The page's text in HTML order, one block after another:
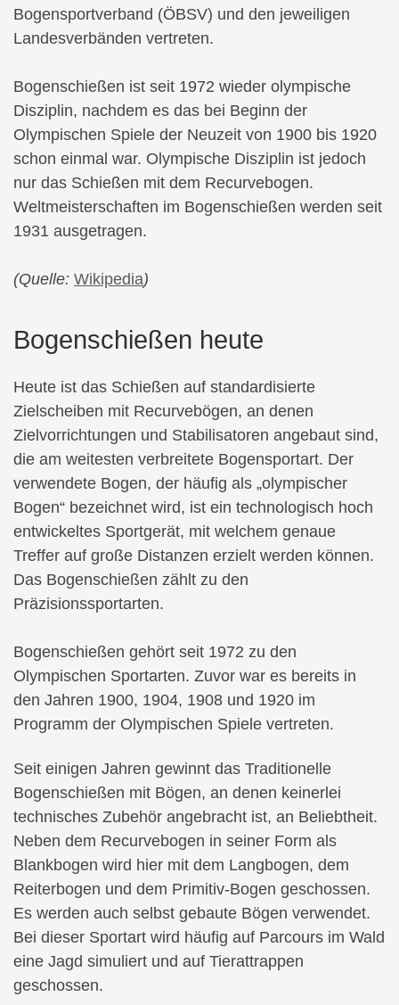
Bogensportverband (ÖBSV) und den jeweiligen
Landesverbänden vertreten.
Bogenschießen ist seit 1972 wieder olympische
Disziplin, nachdem es das bei Beginn der
Olympischen Spiele der Neuzeit von 1900 bis 1920
schon einmal war. Olympische Disziplin ist jedoch
nur das Schießen mit dem Recurvebogen.
Weltmeisterschaften im Bogenschießen werden seit
1931 ausgetragen.
(Quelle: Wikipedia)
Bogenschießen heute
Heute ist das Schießen auf standardisierte
Zielscheiben mit Recurvebögen, an denen
Zielvorrichtungen und Stabilisatoren angebaut sind,
die am weitesten verbreitete Bogensportart. Der
verwendete Bogen, der häufig als „olympischer
Bogen“ bezeichnet wird, ist ein technologisch hoch
entwickeltes Sportgerät, mit welchem genaue
Treffer auf große Distanzen erzielt werden können.
Das Bogenschießen zählt zu den
Präzisionssportarten.
Bogenschießen gehört seit 1972 zu den
Olympischen Sportarten. Zuvor war es bereits in
den Jahren 1900, 1904, 1908 und 1920 im
Programm der Olympischen Spiele vertreten.
Seit einigen Jahren gewinnt das Traditionelle
Bogenschießen mit Bögen, an denen keinerlei
technisches Zubehör angebracht ist, an Beliebtheit.
Neben dem Recurvebogen in seiner Form als
Blankbogen wird hier mit dem Langbogen, dem
Reiterbogen und dem Primitiv-Bogen geschossen.
Es werden auch selbst gebaute Bögen verwendet.
Bei dieser Sportart wird häufig auf Parcours im Wald
eine Jagd simuliert und auf Tierattrappen
geschossen.